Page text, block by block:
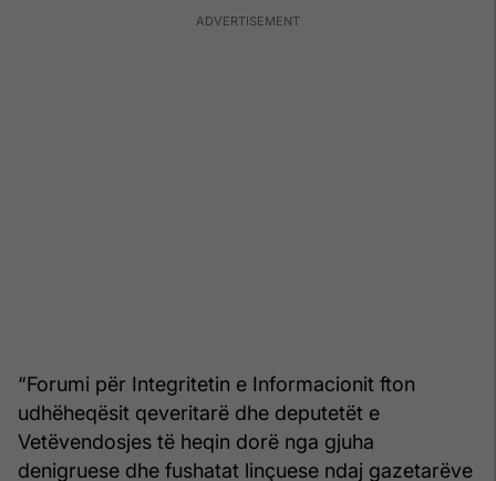
“Forumi për Integritetin e Informacionit fton
udhëheqësit qeveritarë dhe deputetët e
Vetëvendosjes të heqin dorë nga gjuha
denigruese dhe fushatat linçuese ndaj gazetarëve